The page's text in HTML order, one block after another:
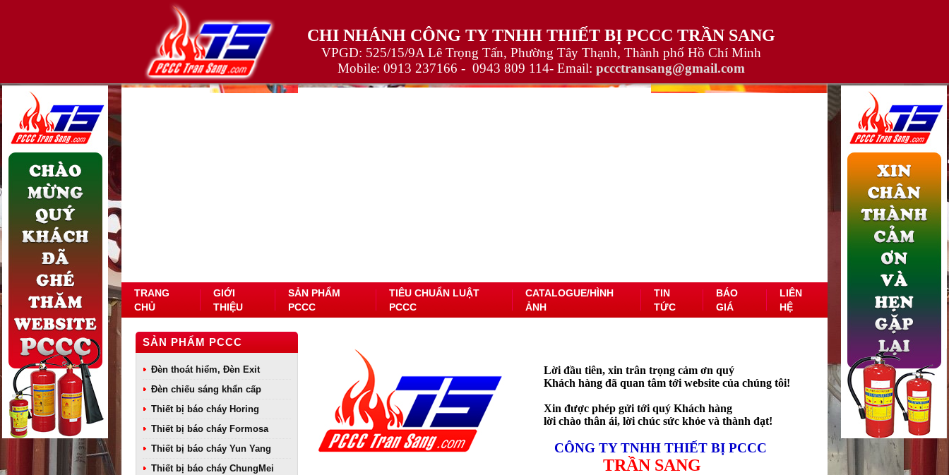
CHI NHÁNH CÔNG TY TNHH THIẾT BỊ PCCC TRẦN SANG
VPGD: 525/15/9A Lê Trọng Tấn, Phường Tây Thạnh, Thành phố Hồ Chí Minh
Mobile: 0913 237166 - 0943 809 114- Email: pccctransang@gmail.com
TRANG
CHỦ
GIỚI
THIỆU
SẢN PHẨM
PCCC
TIÊU CHUẨN LUẬT
PCCC
CATALOGUE/HÌNH
ẢNH
TIN
TỨC
BÁO
GIÁ
LIÊN
HỆ
SẢN PHẨM PCCC
Đèn thoát hiểm, Đèn Exit
Đèn chiếu sáng khẩn cấp
Thiết bị báo cháy Horing
Thiết bị báo cháy Formosa
Thiết bị báo cháy Yun Yang
Thiết bị báo cháy ChungMei
Lời đầu tiên, xin trân trọng cảm ơn quý
Khách hàng đã quan tâm tới website của chúng tôi!
Xin được phép gửi tới quý Khách hàng
lời chào thân ái, lời chúc sức khỏe và thành đạt!
CÔNG TY TNHH THIẾT BỊ PCCC
TRẦN SANG